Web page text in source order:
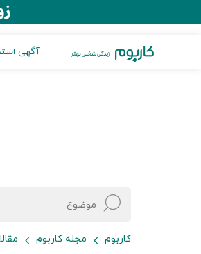
آگهی
کاربوم مجله کاربوم